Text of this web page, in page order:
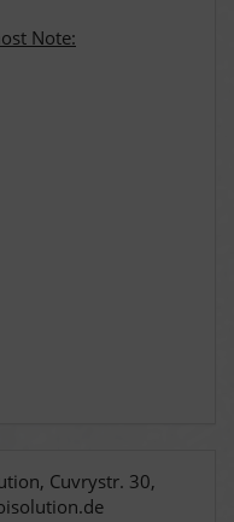
Note:
Cuvrystr. 30,